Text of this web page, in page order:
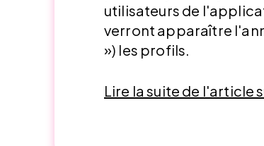
utilisateurs de
verront apparaître
») les profils.
Lire la suite de l'article